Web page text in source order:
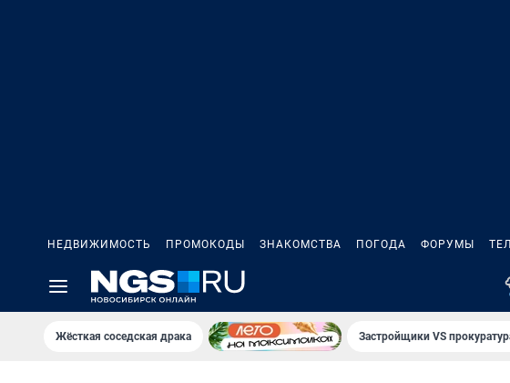
НЕДВИЖИМОСТЬ ПРОМОКОДЫ ЗНАКОМСТВА ПОГОДА ФОРУМЫ
Жёсткая соседская драка Застройщики VS